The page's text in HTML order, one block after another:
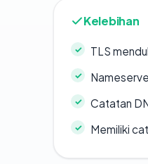
Kelebihan
TLS
Catatan
Memiliki